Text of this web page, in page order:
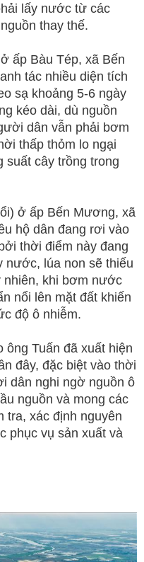
lấy nước từ các
thay thế.
ấp Bàu Tép, xã Bến
tác nhiều diện tích
sạ khoảng 5-6 ngày
kéo dài, dù nguồn
dân vẫn phải bơm
thấp thỏm lo ngại
suất cây trồng trong
ở ấp Bến Mương, xã
hộ dân đang rơi vào
thời điểm này đang
nước, lúa non sẽ thiếu
nhiên, khi bơm nước
nổi lên mặt đất khiến
độ ô nhiễm.
Tuấn đã xuất hiện
đây, đặc biệt vào thời
dân nghi ngờ nguồn ô
nguồn và mong các
tra, xác định nguyên
phục vụ sản xuất và